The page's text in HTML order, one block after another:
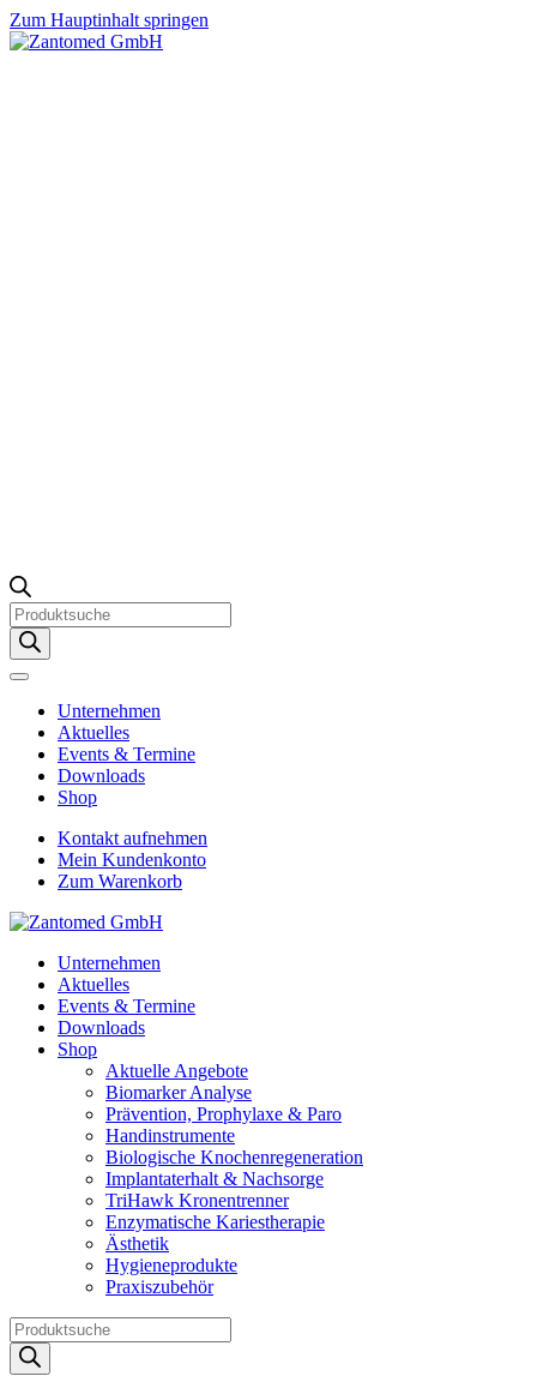
Zum Hauptinhalt springen
Products
search
Unternehmen
Aktuelles
Events & Termine
Downloads
Shop
Kontakt aufnehmen
Mein Kundenkonto
Zum Warenkorb
Unternehmen
Aktuelles
Events & Termine
Downloads
Shop
Aktuelle Angebote
Biomarker Analyse
Prävention, Prophylaxe & Paro
Handinstrumente
Biologische Knochenregeneration
Implantaterhalt & Nachsorge
TriHawk Kronentrenner
Enzymatische Kariestherapie
Ästhetik
Hygieneprodukte
Praxiszubehör
Products
search